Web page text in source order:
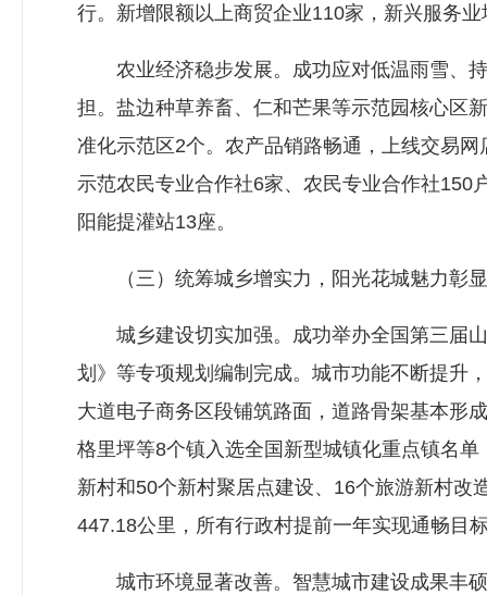
行。新增限额以上商贸企业110家，新兴服务
农业经济稳步发展。成功应对低温雨雪、持
担。盐边种草养畜、仁和芒果等示范园核心区
准化示范区2个。农产品销路畅通，上线交易
示范农民专业合作社6家、农民专业合作社150
阳能提灌站13座。
（三）统筹城乡增实力，阳光花城魅力彰显
城乡建设切实加强。成功举办全国第三届山
划》等专项规划编制完成。城市功能不断提升
大道电子商务区段铺筑路面，道路骨架基本形
格里坪等8个镇入选全国新型城镇化重点镇名
新村和50个新村聚居点建设、16个旅游新村改
447.18公里，所有行政村提前一年实现通畅目
城市环境显著改善。智慧城市建设成果丰硕